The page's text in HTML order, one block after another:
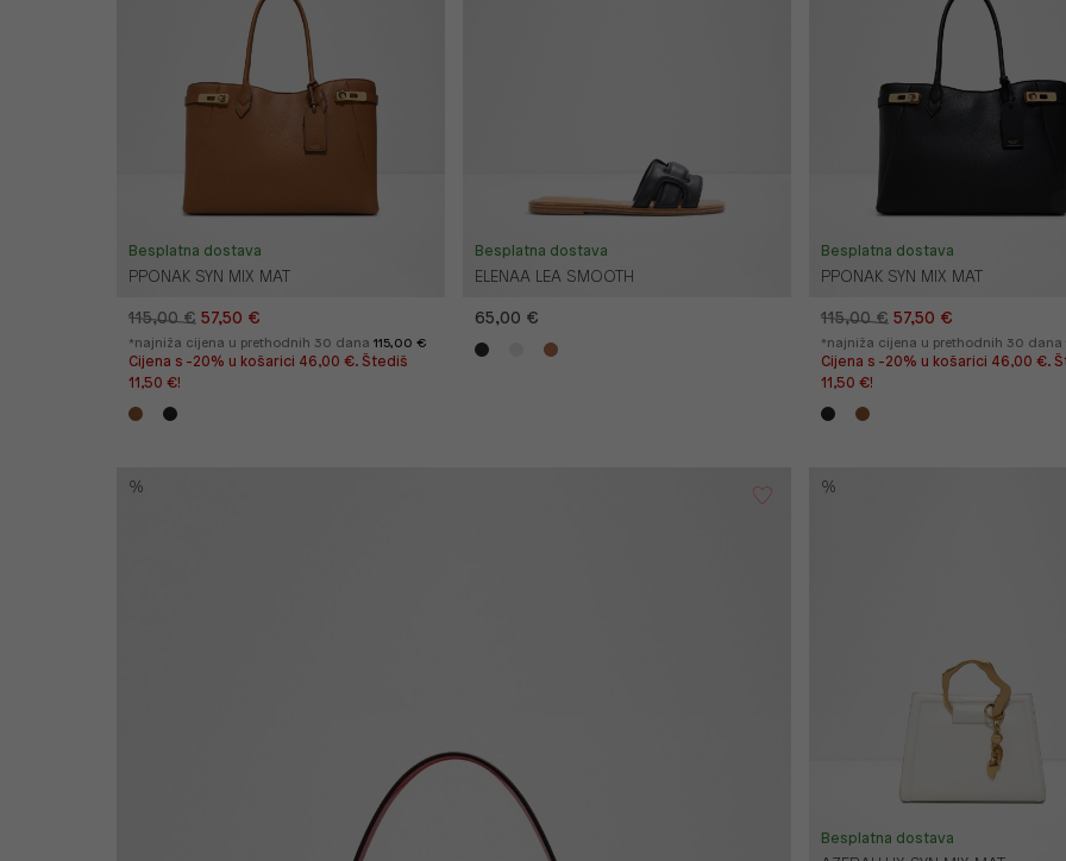
PPONAK SYN MIX MAT
Besplatna dostava
115,00 € 57,50 €
*najniža cijena u prethodnih 30 dana 115,00 €
Cijena s -20% u košarici 46,00 €. Štediš
11,50 €!
ELENAA LEA SMOOTH
Besplatna dostava
65,00 €
PPONAK SYN MIX MAT
Besplatna dostava
115,00 € 57,50 €
*najniža cijena u prethodnih 30 dana
Cijena s -20% u košarici 46,00 €.
11,50 €!
%
Besplatna dostava
%